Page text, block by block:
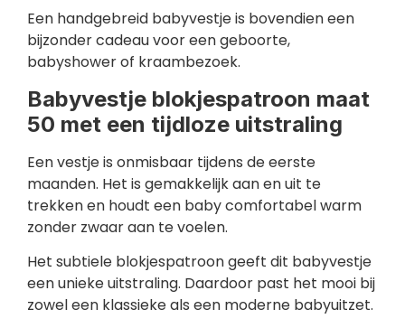
Een handgebreid babyvestje is bovendien een
bijzonder cadeau voor een geboorte,
babyshower of kraambezoek.
Babyvestje blokjespatroon maat
50 met een tijdloze uitstraling
Een vestje is onmisbaar tijdens de eerste
maanden. Het is gemakkelijk aan en uit te
trekken en houdt een baby comfortabel warm
zonder zwaar aan te voelen.
Het subtiele blokjespatroon geeft dit babyvestje
een unieke uitstraling. Daardoor past het mooi bij
zowel een klassieke als een moderne babyuitzet.